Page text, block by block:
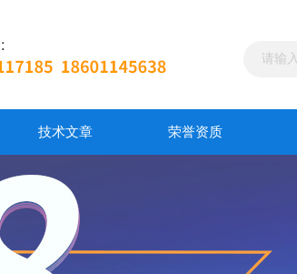
技术文章 荣誉资质